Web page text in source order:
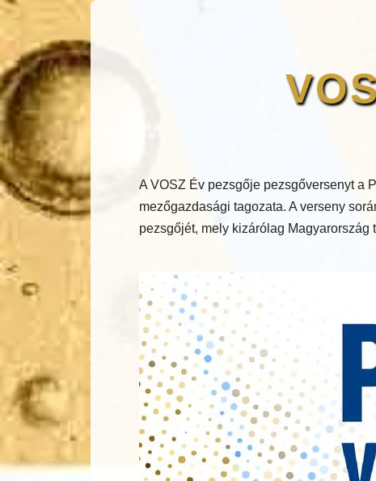
A VOSZ Év pezsgője pezsgőversenyt a
mezőgazdasági tagozata. A verseny
pezsgőjét, mely kizárólag